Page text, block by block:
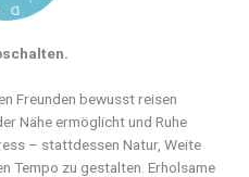
Freunden bewusst reisen
Nähe ermöglicht und Ruhe
– stattdessen Natur, Weite
Tempo zu gestalten. Erholsame